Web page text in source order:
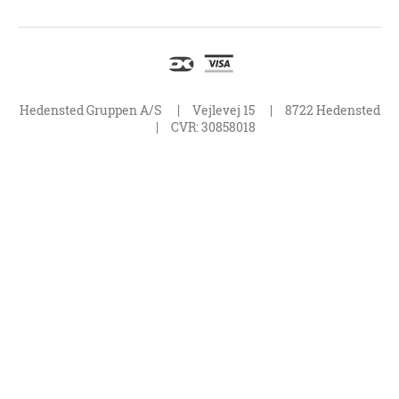
założona w 1971 roku. Obecnie główny zakład produkcyjny
znajduje się w Polsce, a firma posiada rozległą sieć
Hedensted Gruppen A/S
Vejlevej 15
8722 Hedensted
CVR: 30858018